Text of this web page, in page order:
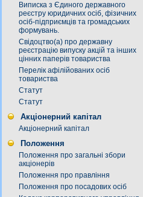
Виписка з Єдиного державного
реєстру юридичних осіб, фізичних
осіб-підприємців та громадських
формувань.
Свідоцтво(а) про державну
реєстрацію випуску акцій та інших
цінних паперів товариства
Перелік афілійованих осіб
товариства
Статут
Статут
Акціонерний капітал
Акціонерний капітал
Положення
Положення про загальні збори
акціонерів
Положення про правління
Положення про посадових осіб